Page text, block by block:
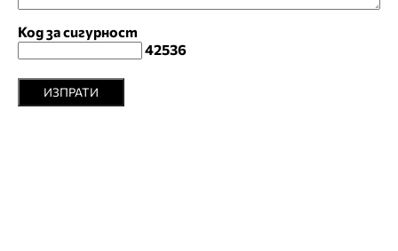
Код за сигурност
42536
ИЗПРАТИ